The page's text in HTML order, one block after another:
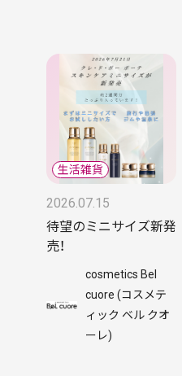
2026.07.15
待望のミニサイズ新発
売！
cosmetics Bel
cuore (コスメテ
ィック ベル クオ
ーレ)